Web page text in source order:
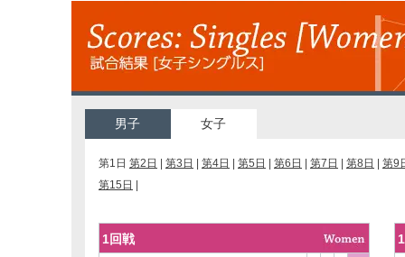
男子 女子
第1日 第2日 第3日 第4日 第5日 第6日 第7日 第8日
第9
第15日
1回戦